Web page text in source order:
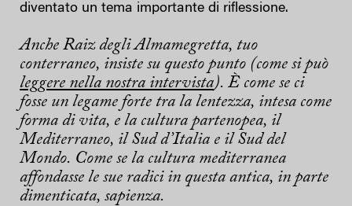
diventato un tema importante di riflessione.
Anche Raiz degli Almamegretta, tuo
conterraneo, insiste su questo punto (come si può
leggere nella nostra intervista). È come se ci
fosse un legame forte tra la lentezza, intesa come
forma di vita, e la cultura partenopea, il
Mediterraneo, il Sud d’Italia e il Sud del
Mondo. Come se la cultura mediterranea
affondasse le sue radici in questa antica, in parte
dimenticata, sapienza.